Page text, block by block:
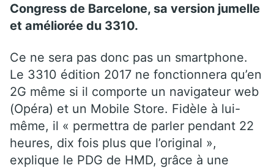
Congress de Barcelone, sa version jumelle
et améliorée du 3310.
Ce ne sera pas donc pas un smartphone.
Le 3310 édition 2017 ne fonctionnera qu’en
2G même si il comporte un navigateur web
(Opéra) et un Mobile Store. Fidèle à lui-
même, il « permettra de parler pendant 22
heures, dix fois plus que l’original »,
explique le PDG de HMD, grâce à une